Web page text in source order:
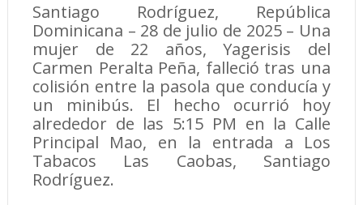
Santiago Rodríguez, República
Dominicana – 28 de julio de 2025 – Una
mujer de 22 años, Yagerisis del
Carmen Peralta Peña, falleció tras una
colisión entre la pasola que conducía y
un minibús. El hecho ocurrió hoy
alrededor de las 5:15 PM en la Calle
Principal Mao, en la entrada a Los
Tabacos Las Caobas, Santiago
Rodríguez.